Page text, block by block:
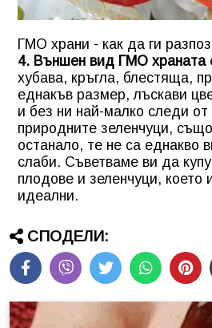
ГМО храни - как да ги
4. Външен вид ГМО храната
хубава, кръгла, блестяща,
еднакъв размер, лъскави
и без ни най-малко следи
природните зеленчуци,
останало, те не са еднакво
слаби. Съветваме ви да
плодове и зеленчуци, което
идеални.
СПОДЕЛИ: